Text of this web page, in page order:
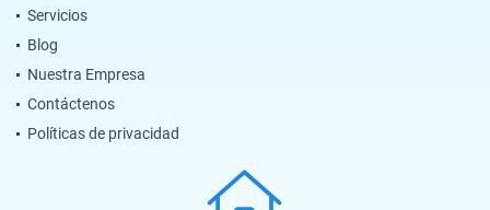
Servicios
Blog
Nuestra Empresa
Contáctenos
Políticas de privacidad